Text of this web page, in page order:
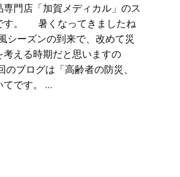
門店「加賀メディカル」のス
す。 暑くなってきましたね
シーズンの到来で、改めて災
考える時期だと思いますの
のブログは「高齢者の防災、
てです。 …